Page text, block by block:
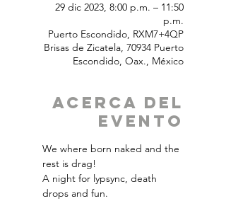
29 dic 2023, 8:00 p.m. – 11:50
p.m.
Puerto Escondido, RXM7+4QP
Brisas de Zicatela, 70934 Puerto
Escondido, Oax., México
Acerca del
Evento
We where born naked and the
rest is drag!
A night for lypsync, death
drops and fun.